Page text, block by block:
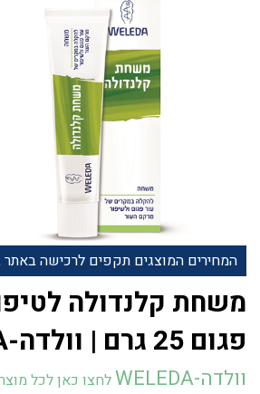
המחירים המוצגים תקפים לרכישה
משחת קלנדולה
פגום 25 גרם | וולדה-WELEDA
וולדה-WELEDA
לחצו כאן לכל